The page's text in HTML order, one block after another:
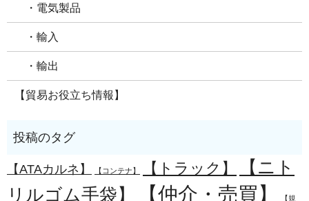
・電気製品
・輸入
・輸出
【貿易お役立ち情報】
【ATAカルネ】 【コンテナ】 【トラック】
【ニト
リルゴム手袋】
【仲介・売買】 【規